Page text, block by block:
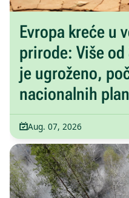
Evropa kreće u
prirode: Više
je ugroženo,
nacionalnih
Aug. 07, 2026